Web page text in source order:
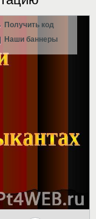
Получить код
Наши баннеры